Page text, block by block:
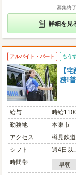
募集終
詳細を見
アルバイト・パート もう
【
務!
給与
時給
勤務地
本巣市
アクセス
樽見鉄
シフト
週4日以
時間帯
早朝